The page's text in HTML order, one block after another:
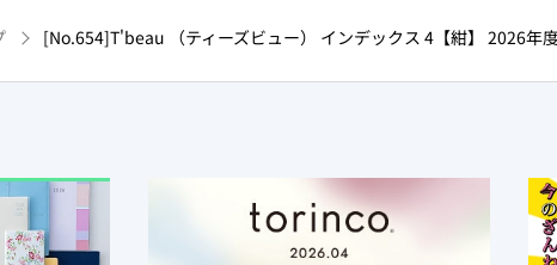
[No.654]T'beau （ティーズビュー） インデックス 4【紺】 2026年